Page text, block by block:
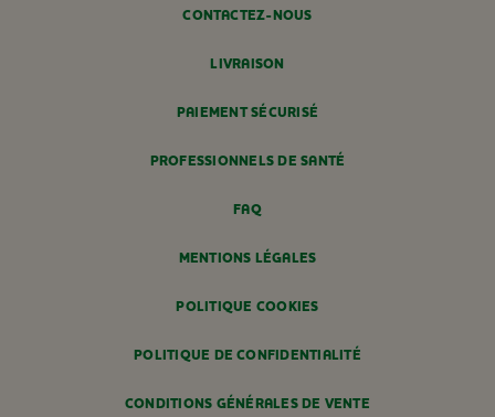
CONTACTEZ-NOUS
LIVRAISON
PAIEMENT SÉCURISÉ
PROFESSIONNELS DE SANTÉ
FAQ
MENTIONS LÉGALES
POLITIQUE COOKIES
POLITIQUE DE CONFIDENTIALITÉ
CONDITIONS GÉNÉRALES DE VENTE